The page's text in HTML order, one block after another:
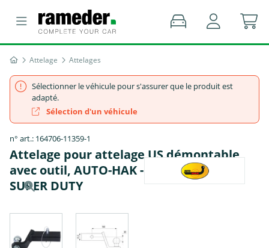
Attelage Attelages
Sélectionner le véhicule pour s'assurer que le produit est
adapté.
Sélection d'un véhicule
n° art.: 164706-11359-1
Attelage pour attelage US démontable
avec outil, AUTO-HAK - FORD USA F-250
SUPER DUTY